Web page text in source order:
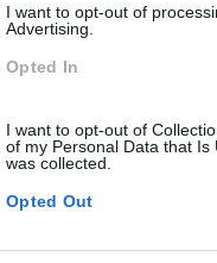
I want to opt-out of
Advertising.
Opted In
I want to opt-out of
of my Personal Data that
was collected.
Opted Out